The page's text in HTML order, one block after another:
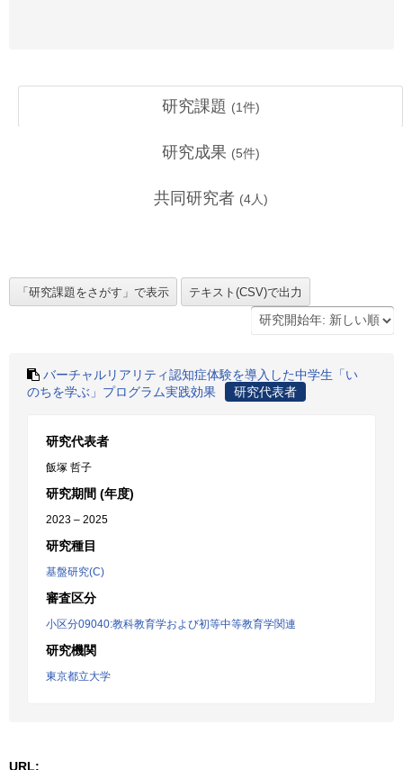
研究課題 (1件)
研究成果 (5件)
共同研究者 (4人)
バーチャルリアリティ認知症体験を導入した中学生「い
のちを学ぶ」プログラム実践効果
研究代表者
研究代表者
飯塚 哲子
研究期間 (年度)
2023 – 2025
研究種目
基盤研究(C)
審査区分
小区分09040:教科教育学および初等中等教育学関連
研究機関
東京都立大学
URL: